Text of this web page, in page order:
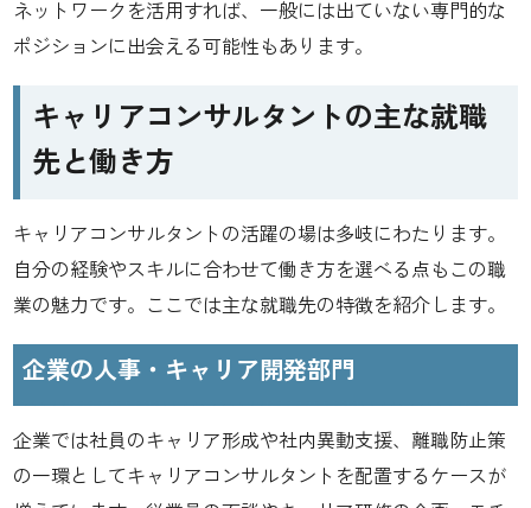
ネットワークを活用すれば、一般には出ていない専門的な
ポジションに出会える可能性もあります。
キャリアコンサルタントの主な就職
先と働き方
キャリアコンサルタントの活躍の場は多岐にわたります。
自分の経験やスキルに合わせて働き方を選べる点もこの職
業の魅力です。ここでは主な就職先の特徴を紹介します。
企業の人事・キャリア開発部門
企業では社員のキャリア形成や社内異動支援、離職防止策
の一環としてキャリアコンサルタントを配置するケースが